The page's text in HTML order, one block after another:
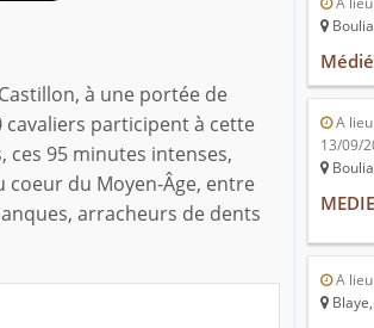
à une portée de
cavaliers participent à cette
ces 95 minutes intenses,
coeur du Moyen-Âge, entre
arracheurs de dents
A
13/09/
A